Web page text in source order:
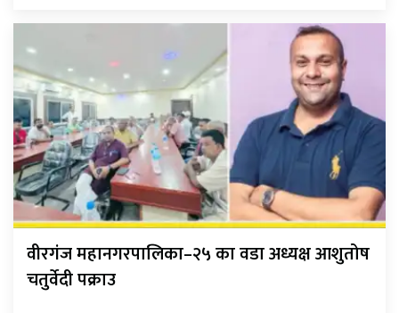
वीरगंज महानगरपालिका–२५ का वडा अध्यक्ष आशुतोष
चतुर्वेदी पक्राउ